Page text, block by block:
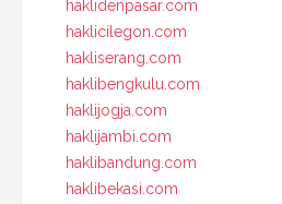
haklidenpasar.com
haklicilegon.com
hakliserang.com
haklibengkulu.com
haklijogja.com
haklijambi.com
haklibandung.com
haklibekasi.com